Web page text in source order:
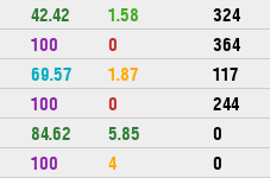
42.42 1.58 324
100 0 364
69.57 1.87 117
100 0 244
84.62 5.85 0
100 4 0